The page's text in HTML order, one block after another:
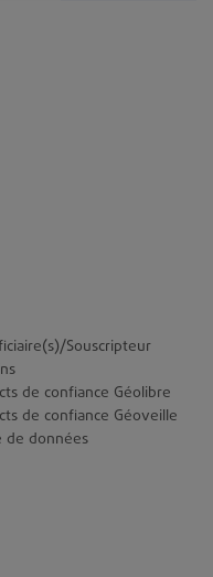
Souscripteur
de confiance Géolibre
de confiance Géoveille
de données